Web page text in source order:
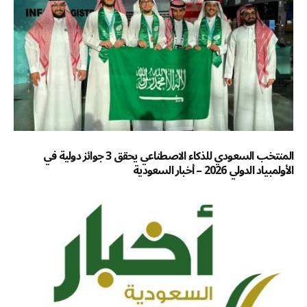
المنتخب السعودي للذكاء الاصطناعي يحقق 3 جوائز دولية في
الأولمبياد الدولي 2026 – أخبار السعودية